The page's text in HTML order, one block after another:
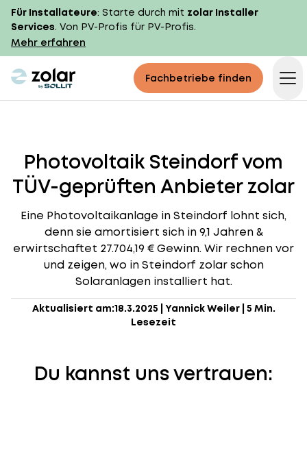
Für Installateure: Starte durch mit zolar Installer
Services. Von PV-Profis für PV-Profis.
Mehr erfahren
zolar logo Fachbetriebe finden
Photovoltaik Steindorf vom
TÜV-geprüften Anbieter zolar
Eine Photovoltaikanlage in Steindorf lohnt sich,
denn sie amortisiert sich in 9,1 Jahren &
erwirtschaftet 27.704,19 € Gewinn. Wir rechnen vor
und zeigen, wo in Steindorf zolar schon
Solaranlagen installiert hat.
Aktualisiert am:18.3.2025 Yannick Weiler| 5 Min.
Lesezeit
Du kannst uns vertrauen: